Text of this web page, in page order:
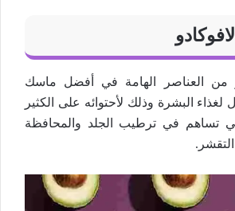
من العناصر الهامة في أفضل ماسك
البشرة وذلك لأحتوائه على الكثير
تساهم في ترطيب الجلد والمحافظة